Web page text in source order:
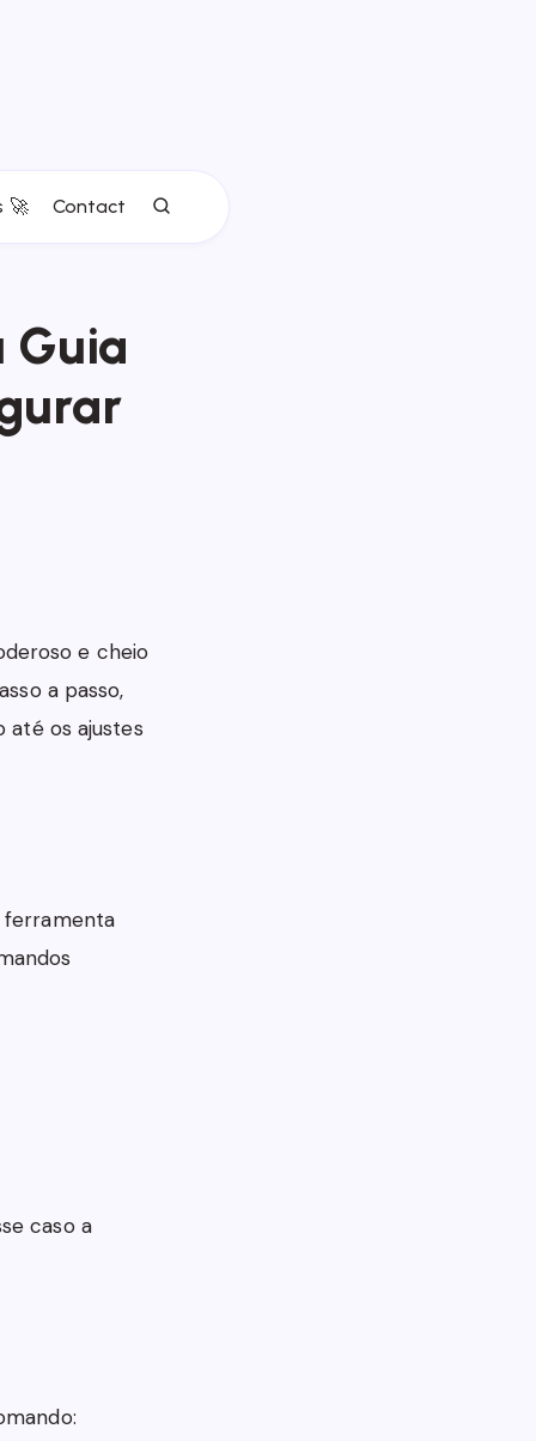
🚀 Contact
Guia
e cheio
a passo,
até os ajustes
ferramenta
caso a